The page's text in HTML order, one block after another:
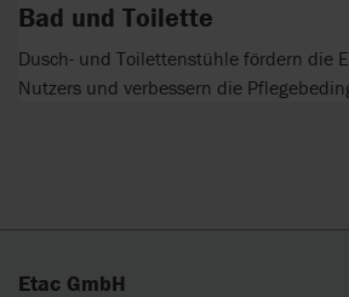
Bad und Toilette
Dusch- und Toilettenstühle fördern die
Nutzers und verbessern die
Etac GmbH